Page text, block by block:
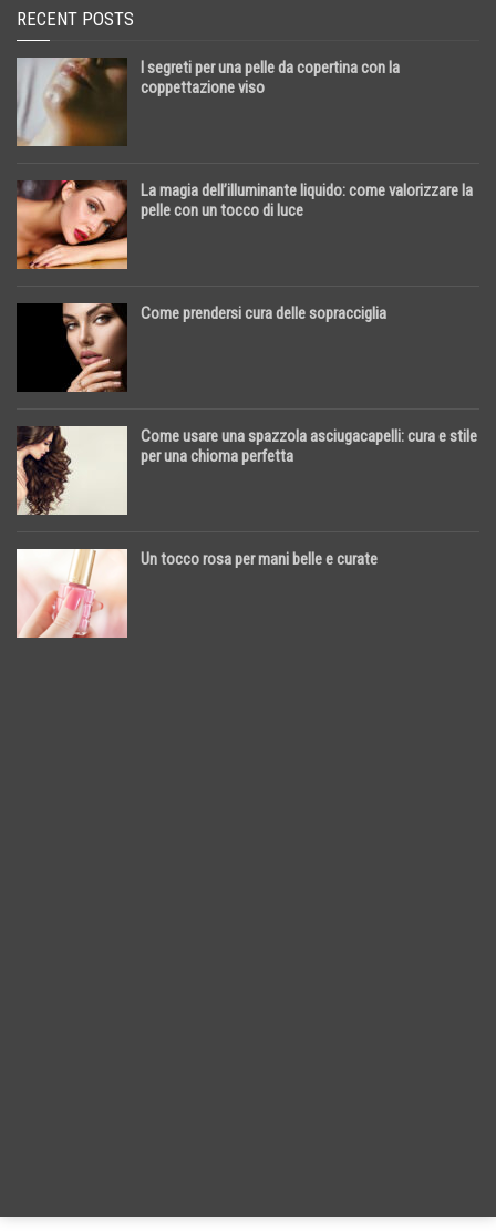
RECENT POSTS
I segreti per una pelle da copertina con la
coppettazione viso
La magia dell’illuminante liquido: come valorizzare la
pelle con un tocco di luce
Come prendersi cura delle sopracciglia
Come usare una spazzola asciugacapelli: cura e stile
per una chioma perfetta
Un tocco rosa per mani belle e curate